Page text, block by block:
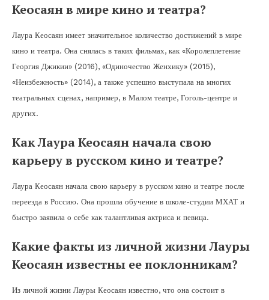
Кеосаян в мире кино и театра?
Лаура Кеосаян имеет значительное количество достижений в мире
кино и театра. Она снялась в таких фильмах, как «Королеплетение
Георгия Джикии» (2016), «Одиночество Женхику» (2015),
«Неизбежность» (2014), а также успешно выступала на многих
театральных сценах, например, в Малом театре, Гоголь-центре и
других.
Как Лаура Кеосаян начала свою
карьеру в русском кино и театре?
Лаура Кеосаян начала свою карьеру в русском кино и театре после
переезда в Россию. Она прошла обучение в школе-студии МХАТ и
быстро заявила о себе как талантливая актриса и певица.
Какие факты из личной жизни Лауры
Кеосаян известны ее поклонникам?
Из личной жизни Лауры Кеосаян известно, что она состоит в